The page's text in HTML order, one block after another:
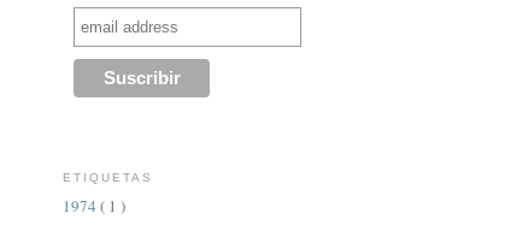
ETIQUETAS
1974 ( 1 )